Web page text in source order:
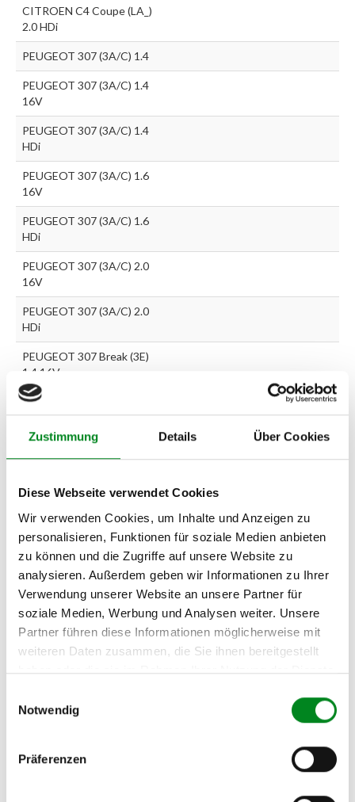
Zustimmung Details Über Cookies
Diese Webseite verwendet Cookies
Wir verwenden Cookies, um Inhalte und Anzeigen zu
personalisieren, Funktionen für soziale Medien anbieten
zu können und die Zugriffe auf unsere Website zu
analysieren. Außerdem geben wir Informationen zu Ihrer
Verwendung unserer Website an unsere Partner für
soziale Medien, Werbung und Analysen weiter. Unsere
Partner führen diese Informationen möglicherweise mit
weiteren Daten zusammen, die Sie ihnen bereitgestellt
haben oder die sie im Rahmen Ihrer Nutzung der Dienste
Notwendig
Präferenzen
CITROEN C4 Coupe (LA_)
2.0 HDi
PEUGEOT 307 (3A/C) 1.4
PEUGEOT 307 (3A/C) 1.4
16V
PEUGEOT 307 (3A/C) 1.4
HDi
PEUGEOT 307 (3A/C) 1.6
16V
PEUGEOT 307 (3A/C) 1.6
HDi
PEUGEOT 307 (3A/C) 2.0
16V
PEUGEOT 307 (3A/C) 2.0
HDi
PEUGEOT 307 Break (3E)
1.4 16V
PEUGEOT 307 Break (3E)
1.6 16V
PEUGEOT 307 Break (3E)
1.6 HDi
PEUGEOT 307 Break (3E)
PEUGEOT 307 Break (3E)
2.0 HDi
PEUGEOT 307 CC (3B) 2.0
16V
PEUGEOT 307 SW (3H) 1.4
PEUGEOT 307 SW (3H) 1.6
PEUGEOT 307 SW (3H) 1.6
PEUGEOT 307 SW (3H) 2.0